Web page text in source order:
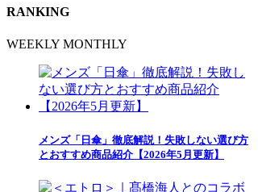
RANKING
WEEKLY MONTHLY
メンズ「日傘」徹底解説！失敗しない選び方
とおすすめ商品紹介【2026年5月更新】